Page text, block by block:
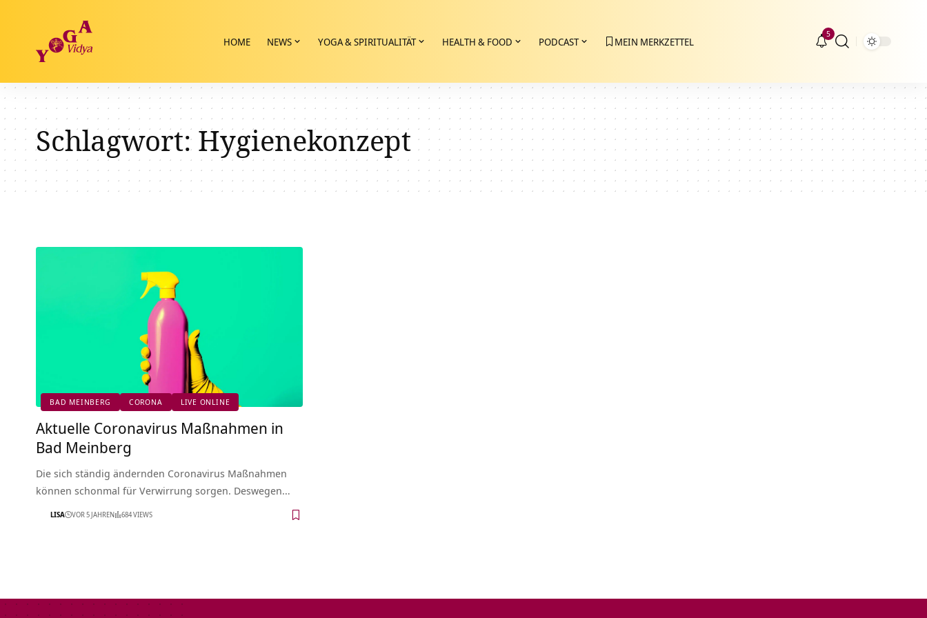
HOME NEWS YOGA & SPIRITUALITÄT HEALTH & FOOD PODCAST MEIN MERKZETTEL
5
Schlagwort:Hygienekonzept
BAD MEINBERG CORONA LIVE ONLINE
Aktuelle Coronavirus Maßnahmen in
Bad Meinberg
Die sich ständig ändernden Coronavirus Maßnahmen
können schonmal für Verwirrung sorgen. Deswegen…
LISA VOR 5 JAHREN 684 VIEWS